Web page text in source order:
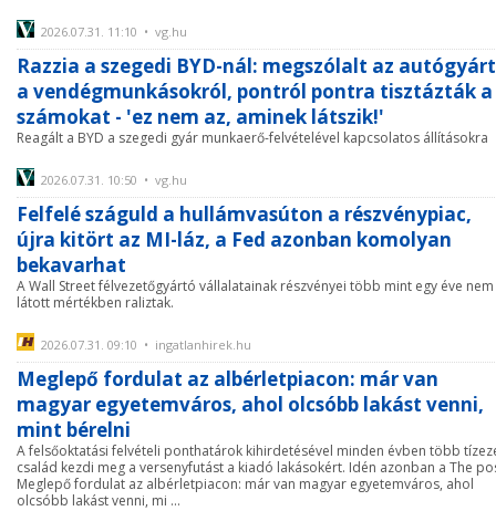
2026.07.31. 11:10 • vg.hu
Razzia a szegedi BYD-nál: megszólalt az
a vendégmunkásokról, pontról pontra tisztázták a
számokat - 'ez nem az, aminek látszik!'
Reagált a BYD a szegedi gyár munkaerő-felvételével kapcsolatos állításokra
2026.07.31. 10:50 • vg.hu
Felfelé száguld a hullámvasúton a részvénypiac,
újra kitört az MI-láz, a Fed azonban komolyan
bekavarhat
A Wall Street félvezetőgyártó vállalatainak részvényei több mint egy éve nem
látott mértékben raliztak.
2026.07.31. 09:10 • ingatlanhirek.hu
Meglepő fordulat az albérletpiacon: már van
magyar egyetemváros, ahol olcsóbb lakást venni,
mint bérelni
A felsőoktatási felvételi ponthatárok kihirdetésével minden évben több
család kezdi meg a versenyfutást a kiadó lakásokért. Idén azonban a The
Meglepő fordulat az albérletpiacon: már van magyar egyetemváros, ahol
olcsóbb lakást venni, mi ...